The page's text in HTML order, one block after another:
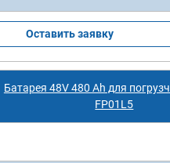
Оставить заявку
Батарея 48V 480 Ah для
FP01L5